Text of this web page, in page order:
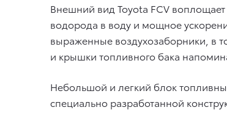
Внешний вид Toyota FCV
водорода в воду и мощное
выраженные воздухозаборники, в
и крышки топливного бака
Небольшой и легкий блок
специально разработанной